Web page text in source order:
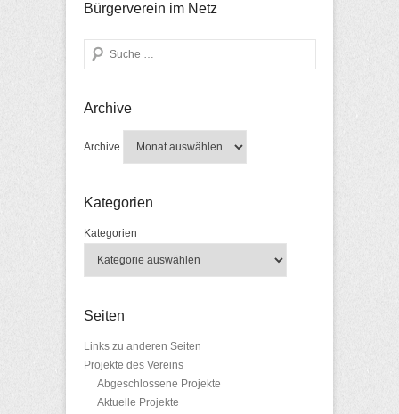
Bürgerverein im Netz
Search
Archive
Archive
Kategorien
Kategorien
Seiten
Links zu anderen Seiten
Projekte des Vereins
Abgeschlossene Projekte
Aktuelle Projekte